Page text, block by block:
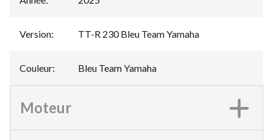
Version: TT-R 230 Bleu Team Yamaha
Couleur: Bleu Team Yamaha
Moteur